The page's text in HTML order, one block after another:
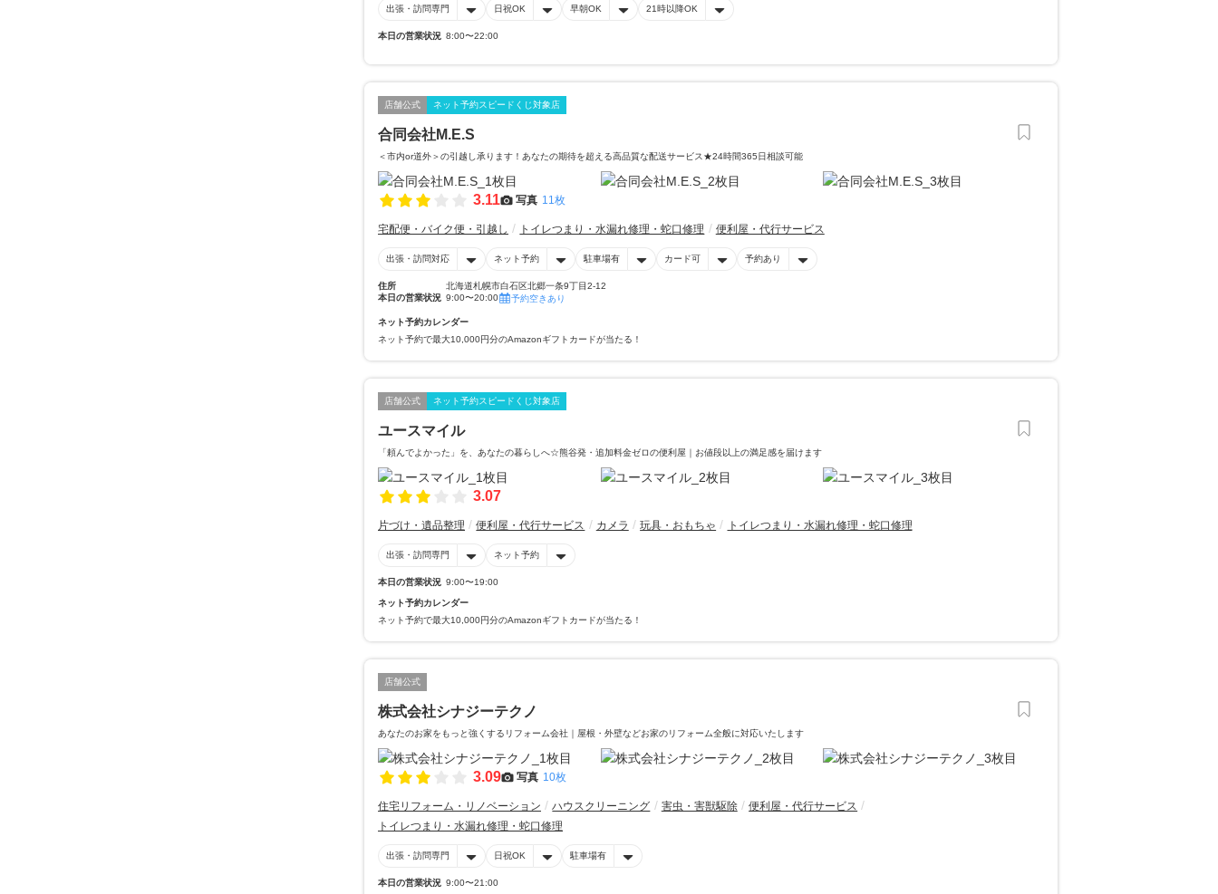
出張・訪問専門 日祝OK 早朝OK 21時以降OK
本日の営業状況 8:00〜22:00
店舗公式 ネット予約スピードくじ対象店
合同会社M.E.S
＜市内or道外＞の引越し承ります！あなたの期待を超える高品質な配送サービス★24時間365日相談可能
3.11 写真 11枚
宅配便・バイク便・引越し トイレつまり・水漏れ修理・蛇口修理 便利屋・代行サービス
出張・訪問対応 ネット予約 駐車場有 カード可 予約あり
住所
北海道札幌市白石区北郷一条9丁目2-12
本日の営業状況 9:00〜20:00 予約空きあり
ネット予約カレンダー
ネット予約で最大10,000円分のAmazonギフトカードが当たる！
店舗公式 ネット予約スピードくじ対象店
ユースマイル
「頼んでよかった」を、あなたの暮らしへ☆熊谷発・追加料金ゼロの便利屋｜お値段以上の満足感を届けます
3.07
片づけ・遺品整理 便利屋・代行サービス カメラ 玩具・おもちゃ トイレつまり・水漏れ修理・蛇口修理
出張・訪問専門 ネット予約
本日の営業状況 9:00〜19:00
ネット予約カレンダー
ネット予約で最大10,000円分のAmazonギフトカードが当たる！
店舗公式
株式会社シナジーテクノ
あなたのお家をもっと強くするリフォーム会社｜屋根・外壁などお家のリフォーム全般に対応いたします
3.09 写真 10枚
住宅リフォーム・リノベーション ハウスクリーニング 害虫・害獣駆除
便利屋・代行サービス
トイレつまり・水漏れ修理・蛇口修理
出張・訪問専門 日祝OK 駐車場有
本日の営業状況 9:00〜21:00